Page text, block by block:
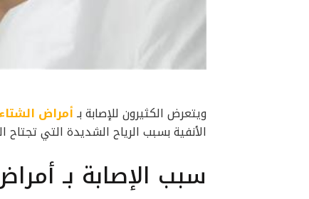
ويتعرض الكثيرون للإصابة بـأمراض الشتاء
الأنفية بسبب الرياح الشديدة التي تجتاح
سبب الإصابة بـ